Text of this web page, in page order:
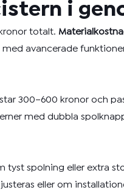
i
totalt.
avancerade
300–600 kronor och
med dubbla
spolning eller extra
eller om